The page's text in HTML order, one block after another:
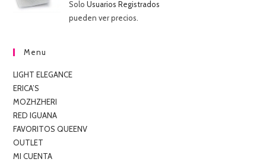
5
SoloUsuarios Registrados
pueden ver precios.
Menu
LIGHT ELEGANCE
ERICA’S
MOZHZHERI
RED IGUANA
FAVORITOS QUEENV
OUTLET
MI CUENTA